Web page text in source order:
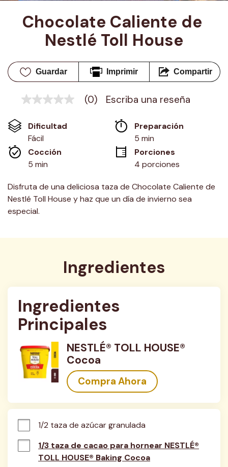
Chocolate Caliente de
Nestlé Toll House
Guardar Imprimir Compartir
Sin
en
misma
página.
(0) Escriba una reseña
Dificultad
Fácil
Preparación
5 min
Cocción
5 min
Porciones
4 porciones
Disfruta de una deliciosa taza de Chocolate Caliente de
Nestlé Toll House y haz que un día de invierno sea
especial.
Ingredientes
Ingredientes
Principales
NESTLÉ® TOLL HOUSE®
Cocoa
Compra Ahora
1/2 taza de azúcar granulada
1/3 taza de cacao para hornear NESTLÉ®
TOLL HOUSE® Baking Cocoa